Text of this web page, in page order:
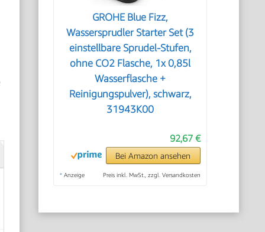
GROHE Blue Fizz,
Wassersprudler Starter Set (3
einstellbare Sprudel-Stufen,
ohne CO2 Flasche, 1x 0,85l
Wasserflasche +
Reinigungspulver), schwarz,
31943K00
92,67 €
Bei Amazon ansehen
* Anzeige Preis inkl. MwSt., zzgl. Versandkosten